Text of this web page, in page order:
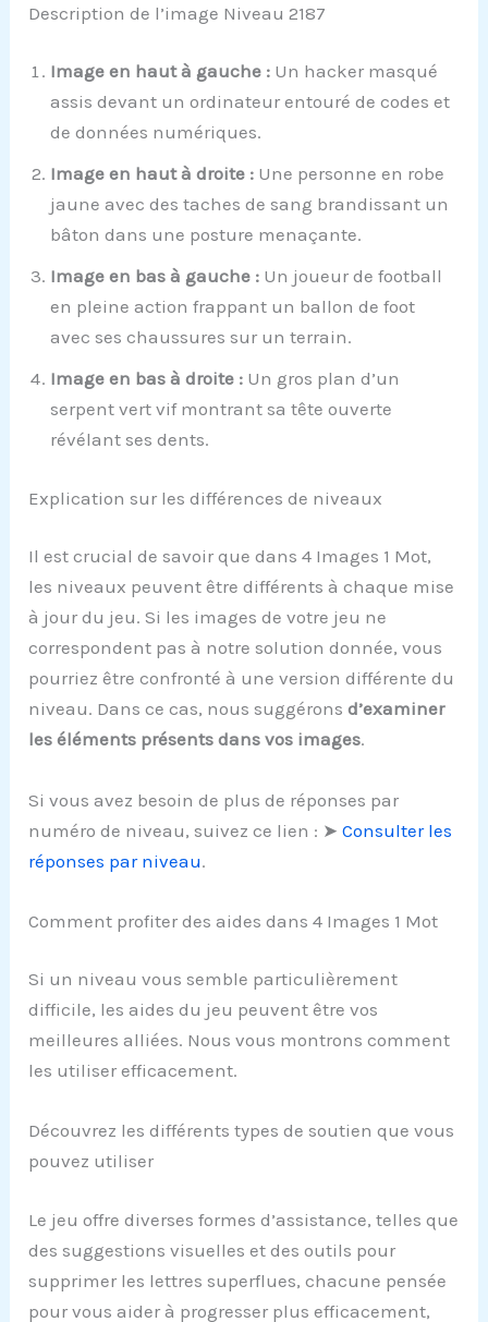
Description de l’image Niveau 2187
Image en haut à gauche : Un hacker masqué
assis devant un ordinateur entouré de codes et
de données numériques.
Image en haut à droite : Une personne en robe
jaune avec des taches de sang brandissant un
bâton dans une posture menaçante.
Image en bas à gauche : Un joueur de football
en pleine action frappant un ballon de foot
avec ses chaussures sur un terrain.
Image en bas à droite : Un gros plan d’un
serpent vert vif montrant sa tête ouverte
révélant ses dents.
Explication sur les différences de niveaux
Il est crucial de savoir que dans 4 Images 1 Mot,
les niveaux peuvent être différents à chaque mise
à jour du jeu. Si les images de votre jeu ne
correspondent pas à notre solution donnée, vous
pourriez être confronté à une version différente du
niveau. Dans ce cas, nous suggéronsd’examiner
les éléments présents dans vos images.
Si vous avez besoin de plus de réponses par
numéro de niveau, suivez ce lien : ➤Consulter les
réponses par niveau.
Comment profiter des aides dans 4 Images 1 Mot
Si un niveau vous semble particulièrement
difficile, les aides du jeu peuvent être vos
meilleures alliées. Nous vous montrons comment
les utiliser efficacement.
Découvrez les différents types de soutien que vous
pouvez utiliser
Le jeu offre diverses formes d’assistance, telles que
des suggestions visuelles et des outils pour
supprimer les lettres superflues, chacune pensée
pour vous aider à progresser plus efficacement,